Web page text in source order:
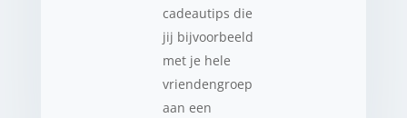
cadeautips die
jij bijvoorbeeld
met je hele
vriendengroep
aan een